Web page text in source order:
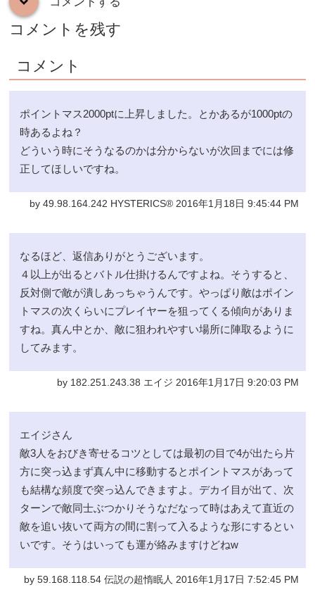
コメントを残す
コメント
ポイントマス2000ptに上昇しました。とかあるが1000ptの
時あるよね？
どういう時にそうなるのかは分からないが次回までには修
正してほしいですね。
by 49.98.164.242 HYSTERICS® 2016年1月18日 9:45:44 PM
なるほど、返信ありがとうございます。
４以上が出るとバトル仕掛けるんですよね。そうすると、
反対側で敵が潰しあっちゃうんです。やっぱり敵はポイン
トマスの次くらいにプレイヤーを狙ってくる傾向がありま
すね。真ん中とか、敵に狙われやすい場所に陣取るように
してみます。
by 182.251.243.38 エイジ 2016年1月17日 9:20:03 PM
エイジさん
敵3人をおびき寄せるコツとしては最初の目で4が出たら片
方に突っ込まず真ん中に移動するとポイントマスがあって
も結構な頻度で突っ込んできますよ。デカイ目が出て、次
ターンで敵同士ぶつかりそうなだなって時はあえて直近の
敵を追い抜いて両方の間に割って入るような形にするとい
いです。そうはいっても運が絡みますけどねw
by 59.168.118.54 伝説の超惰眠人 2016年1月17日 7:52:45 PM